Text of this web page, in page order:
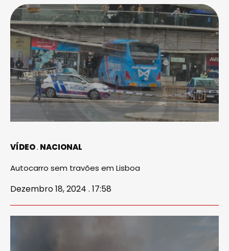
VÍDEO NACIONAL
Autocarro sem travões em Lisboa
Dezembro 18, 2024 . 17:58